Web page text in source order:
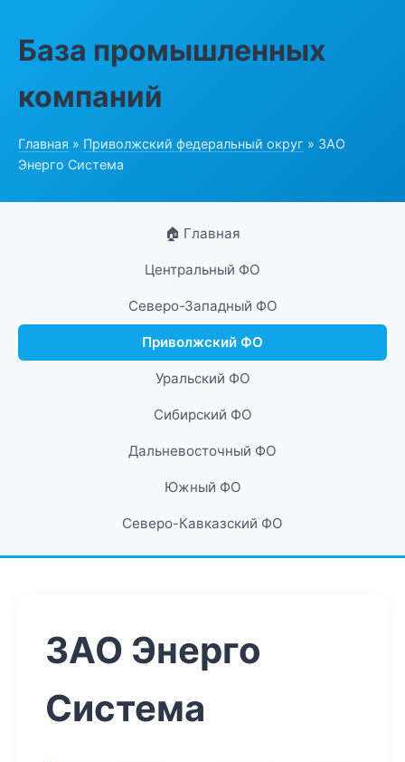
База промышленных
компаний
Главная » Приволжский федеральный округ » ЗАО
Энерго Система
🏠 Главная
Центральный ФО
Северо-Западный ФО
Приволжский ФО
Уральский ФО
Сибирский ФО
Дальневосточный ФО
Южный ФО
Северо-Кавказский ФО
ЗАО Энерго
Система